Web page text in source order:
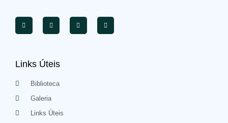
Links Úteis
Biblioteca
Galeria
Links Úteis